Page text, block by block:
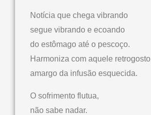
Notícia que chega vibrando
segue vibrando e ecoando
do estômago até o pescoço.
Harmoniza com aquele retrogosto
amargo da infusão esquecida.
O sofrimento flutua,
não sabe nadar.